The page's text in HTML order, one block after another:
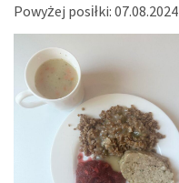
Powyżej posiłki: 07.08.2024